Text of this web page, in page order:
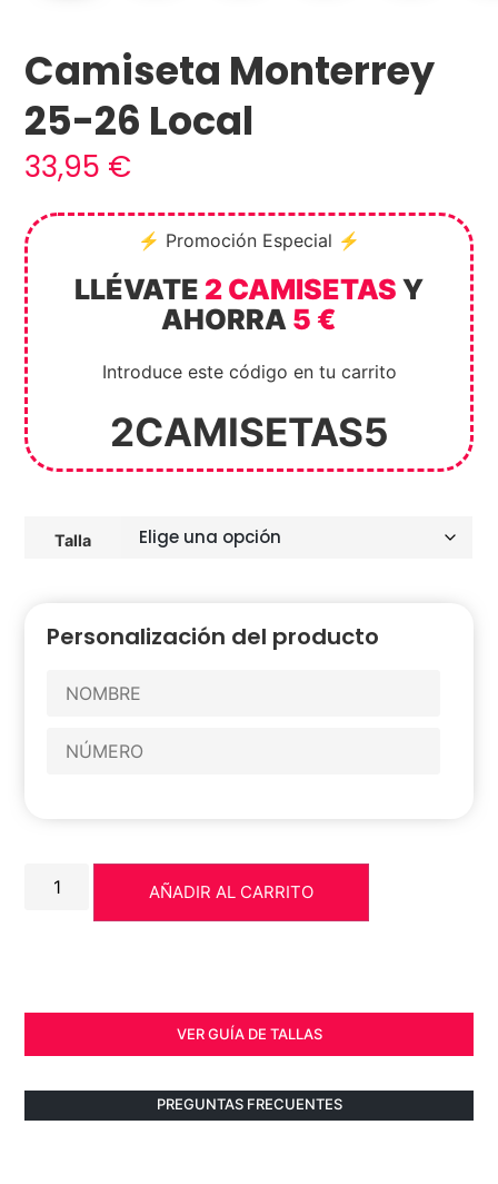
Camiseta Monterrey
25-26 Local
33,95 €
⚡ Promoción Especial ⚡
LLÉVATE 2 CAMISETAS Y
AHORRA 5 €
Introduce este código en tu carrito
2CAMISETAS5
Talla
Personalización del producto
AÑADIR AL CARRITO
VER GUÍA DE TALLAS
PREGUNTAS FRECUENTES